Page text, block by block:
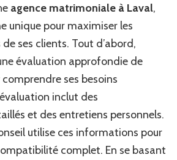
agence matrimoniale à Laval,
unique pour maximiser les
ses clients. Tout d’abord,
évaluation approfondie de
ses besoins
inclut des
et des entretiens personnels.
utilise ces informations pour
complet. En se basant